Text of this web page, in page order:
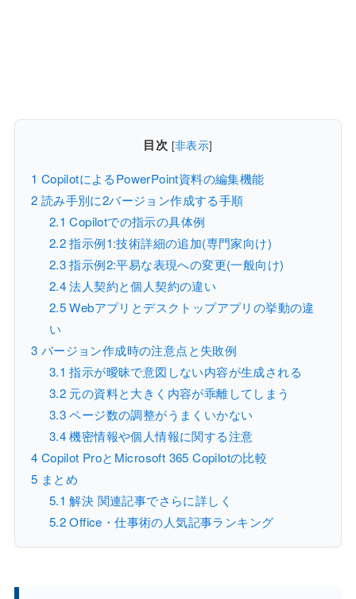
目次 [非表示]
1 CopilotによるPowerPoint資料の編集機能
2 読み手別に2バージョン作成する手順
2.1 Copilotでの指示の具体例
2.2指示例1:技術詳細の追加(専門家向け)
2.3指示例2:平易な表現への変更(一般向け)
2.4法人契約と個人契約の違い
2.5Webアプリとデスクトップアプリの挙動の違
い
3 バージョン作成時の注意点と失敗例
3.1 指示が曖昧で意図しない内容が生成される
3.2元の資料と大きく内容が乖離してしまう
3.3ページ数の調整がうまくいかない
3.4機密情報や個人情報に関する注意
4 Copilot ProとMicrosoft 365 Copilotの比較
5 まとめ
5.1 解決 関連記事でさらに詳しく
5.2Office・仕事術の人気記事ランキング